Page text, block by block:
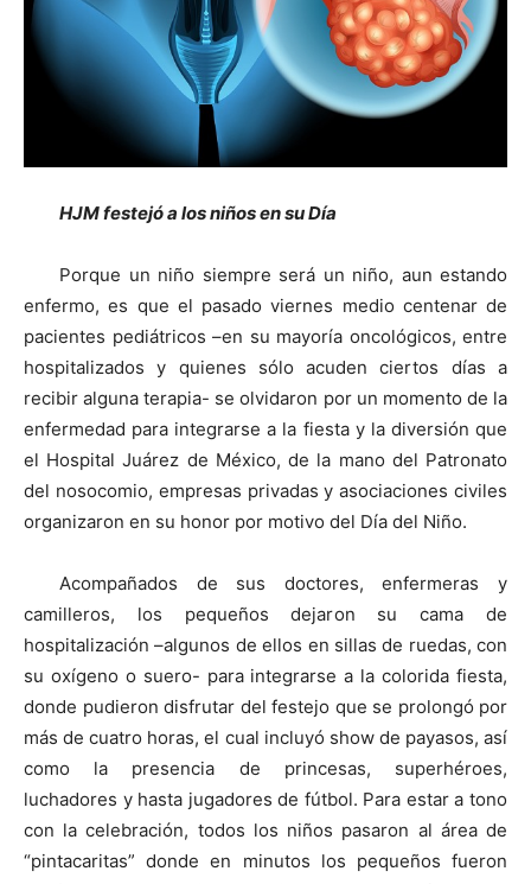
HJM festejó a los niños en su Día
Porque un niño siempre será un niño, aun estando
enfermo, es que el pasado viernes medio centenar de
pacientes pediátricos –en su mayoría oncológicos, entre
hospitalizados y quienes sólo acuden ciertos días a
recibir alguna terapia- se olvidaron por un momento de la
enfermedad para integrarse a la fiesta y la diversión que
el Hospital Juárez de México, de la mano del Patronato
del nosocomio, empresas privadas y asociaciones civiles
organizaron en su honor por motivo del Día del Niño.
Acompañados de sus doctores, enfermeras y
camilleros, los pequeños dejaron su cama de
hospitalización –algunos de ellos en sillas de ruedas, con
su oxígeno o suero- para integrarse a la colorida fiesta,
donde pudieron disfrutar del festejo que se prolongó por
más de cuatro horas, el cual incluyó show de payasos, así
como la presencia de princesas, superhéroes,
luchadores y hasta jugadores de fútbol. Para estar a tono
con la celebración, todos los niños pasaron al área de
“pintacaritas” donde en minutos los pequeños fueron